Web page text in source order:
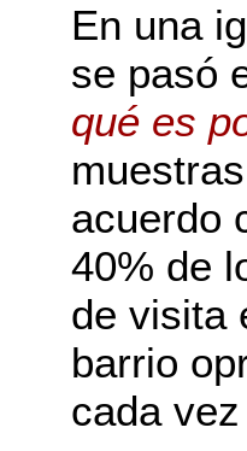
En una
se pasó
qué es
acuerdo
40% de
de visita
barrio
cada